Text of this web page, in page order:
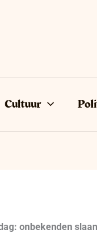
Cultuur
onbekenden